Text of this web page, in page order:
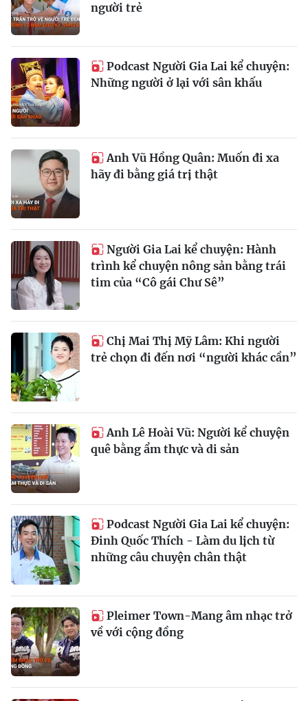
người trẻ
Podcast Người Gia Lai kể chuyện:
Những người ở lại với sân khấu
Anh Vũ Hồng Quân: Muốn đi xa
hãy đi bằng giá trị thật
Người Gia Lai kể chuyện: Hành
trình kể chuyện nông sản bằng trái
tim của “Cô gái Chư Sê”
Chị Mai Thị Mỹ Lâm: Khi người
trẻ chọn đi đến nơi “người khác cần”
Anh Lê Hoài Vũ: Người kể chuyện
quê bằng ẩm thực và di sản
Podcast Người Gia Lai kể chuyện:
Đinh Quốc Thích - Làm du lịch từ
những câu chuyện chân thật
Pleimer Town-Mang âm nhạc trở
về với cộng đồng